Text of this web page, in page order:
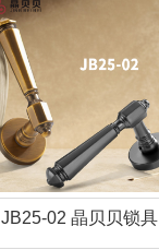
JB25-02 晶贝贝锁具